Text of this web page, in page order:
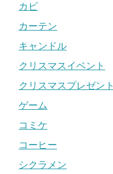
カビ
カーテン
キャンドル
クリスマスイベント
クリスマスプレゼント
ゲーム
コミケ
コーヒー
シクラメン